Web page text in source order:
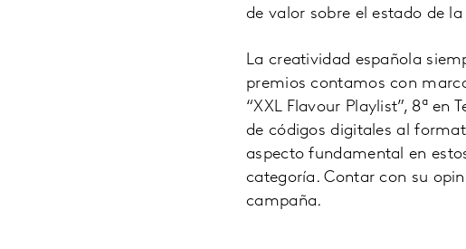
de valor sobre el estado de
La creatividad española
premios contamos con
“XXL Flavour Playlist”, 8ª
de códigos digitales al
aspecto fundamental en
categoría. Contar con su
campaña.